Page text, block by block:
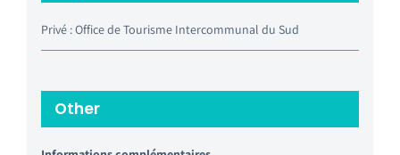
Privé : Office de Tourisme Intercommunal du Sud
Other